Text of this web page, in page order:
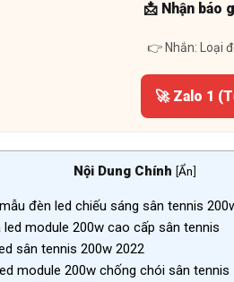
📩 Nhận báo
👉 Nhắn: Loại
🚀 Zalo 1
Nội Dung Chính [Ẩn]
đèn led chiếu sáng sân tennis
led module 200w cao cấp sân tennis
sân tennis 200w 2022
module 200w chống chói sân tennis